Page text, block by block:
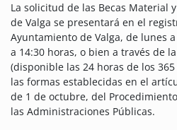
La solicitud de las Becas Material
de Valga se presentará en el
Ayuntamiento de Valga, de lunes
a 14:30 horas, o bien a través de
(disponible las 24 horas de los
las formas establecidas en el
de 1 de octubre, del
las Administraciones Públicas.